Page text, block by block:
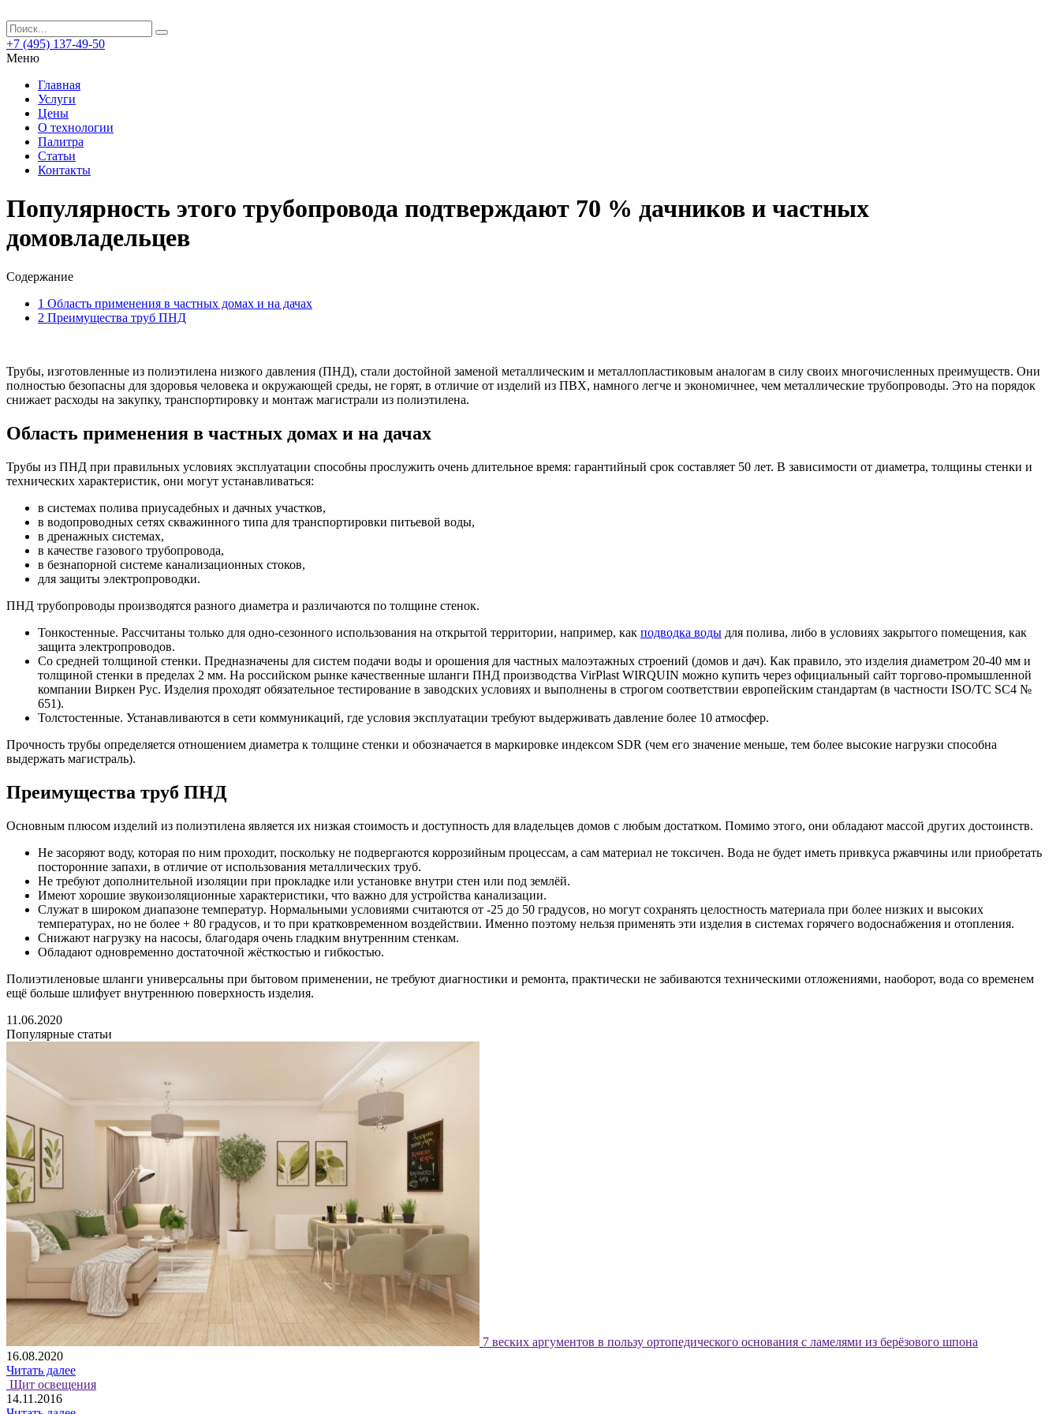
+7 (495) 137-49-50
Меню
Главная
Услуги
Цены
О технологии
Палитра
Статьи
Контакты
Популярность этого трубопровода подтверждают 70 % дачников и частных
домовладельцев
Содержание
1 Область применения в частных домах и на дачах
2 Преимущества труб ПНД
Трубы, изготовленные из полиэтилена низкого давления (ПНД), стали достойной заменой металлическим и металлопластиковым аналогам в силу своих многочисленных преимуществ. Они
полностью безопасны для здоровья человека и окружающей среды, не горят, в отличие от изделий из ПВХ, намного легче и экономичнее, чем металлические трубопроводы. Это на порядок
снижает расходы на закупку, транспортировку и монтаж магистрали из полиэтилена.
Область применения в частных домах и на дачах
Трубы из ПНД при правильных условиях эксплуатации способны прослужить очень длительное время: гарантийный срок составляет 50 лет. В зависимости от диаметра, толщины стенки и
технических характеристик, они могут устанавливаться:
в системах полива приусадебных и дачных участков,
в водопроводных сетях скважинного типа для транспортировки питьевой воды,
в дренажных системах,
в качестве газового трубопровода,
в безнапорной системе канализационных стоков,
для защиты электропроводки.
ПНД трубопроводы производятся разного диаметра и различаются по толщине стенок.
Тонкостенные. Рассчитаны только для одно-сезонного использования на открытой территории, например, как подводка воды для полива, либо в условиях закрытого помещения, как
защита электропроводов.
Со средней толщиной стенки. Предназначены для систем подачи воды и орошения для частных малоэтажных строений (домов и дач). Как правило, это изделия диаметром 20-40 мм и
толщиной стенки в пределах 2 мм. На российском рынке качественные шланги ПНД производства VirPlast WIRQUIN можно купить через официальный сайт торгово-промышленной
компании Виркен Рус. Изделия проходят обязательное тестирование в заводских условиях и выполнены в строгом соответствии европейским стандартам (в частности ISO/TC SC4 №
651).
Толстостенные. Устанавливаются в сети коммуникаций, где условия эксплуатации требуют выдерживать давление более 10 атмосфер.
Прочность трубы определяется отношением диаметра к толщине стенки и обозначается в маркировке индексом SDR (чем его значение меньше, тем более высокие нагрузки способна
выдержать магистраль).
Преимущества труб ПНД
Основным плюсом изделий из полиэтилена является их низкая стоимость и доступность для владельцев домов с любым достатком. Помимо этого, они обладают массой других достоинств.
Не засоряют воду, которая по ним проходит, поскольку не подвергаются коррозийным процессам, а сам материал не токсичен. Вода не будет иметь привкуса ржавчины или приобретать
посторонние запахи, в отличие от использования металлических труб.
Не требуют дополнительной изоляции при прокладке или установке внутри стен или под землёй.
Имеют хорошие звукоизоляционные характеристики, что важно для устройства канализации.
Служат в широком диапазоне температур. Нормальными условиями считаются от -25 до 50 градусов, но могут сохранять целостность материала при более низких и высоких
температурах, но не более + 80 градусов, и то при кратковременном воздействии. Именно поэтому нельзя применять эти изделия в системах горячего водоснабжения и отопления.
Снижают нагрузку на насосы, благодаря очень гладким внутренним стенкам.
Обладают одновременно достаточной жёсткостью и гибкостью.
Полиэтиленовые шланги универсальны при бытовом применении, не требуют диагностики и ремонта, практически не забиваются техническими отложениями, наоборот, вода со временем
ещё больше шлифует внутреннюю поверхность изделия.
11.06.2020
Популярные статьи
7 веских аргументов в пользу ортопедического основания с ламелями из берёзового шпона
16.08.2020
Читать далее
Щит освещения
14.11.2016